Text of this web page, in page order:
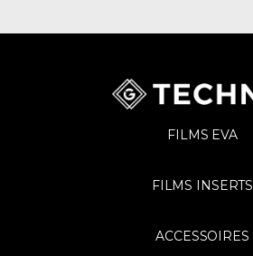
FILMS EVA
FILMS INSERTS
ACCESSOIRES